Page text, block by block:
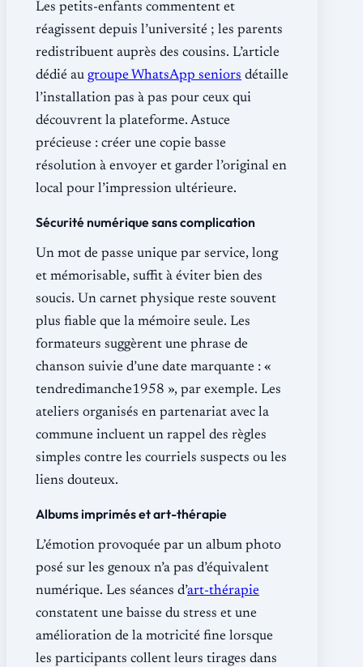
Les petits-enfants commentent et
réagissent depuis l’université ; les parents
redistribuent auprès des cousins. L’article
dédié au groupe WhatsApp seniors détaille
l’installation pas à pas pour ceux qui
découvrent la plateforme. Astuce
précieuse : créer une copie basse
résolution à envoyer et garder l’original en
local pour l’impression ultérieure.
Sécurité numérique sans complication
Un mot de passe unique par service, long
et mémorisable, suffit à éviter bien des
soucis. Un carnet physique reste souvent
plus fiable que la mémoire seule. Les
formateurs suggèrent une phrase de
chanson suivie d’une date marquante : «
tendredimanche1958 », par exemple. Les
ateliers organisés en partenariat avec la
commune incluent un rappel des règles
simples contre les courriels suspects ou les
liens douteux.
Albums imprimés et art-thérapie
L’émotion provoquée par un album photo
posé sur les genoux n’a pas d’équivalent
numérique. Les séances d’art-thérapie
constatent une baisse du stress et une
amélioration de la motricité fine lorsque
les participants collent leurs tirages dans